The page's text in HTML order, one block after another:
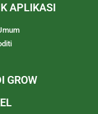
APLIKASI
GROW